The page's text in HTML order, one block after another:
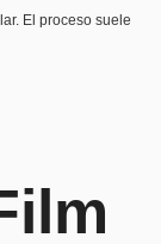
. El proceso suele